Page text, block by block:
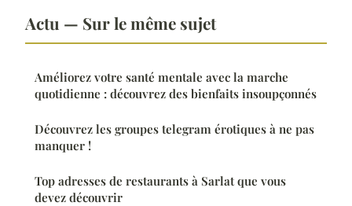
Actu — Sur le même sujet
Améliorez votre santé mentale avec la marche
quotidienne : découvrez des bienfaits insoupçonnés
Découvrez les groupes telegram érotiques à ne pas
manquer !
Top adresses de restaurants à Sarlat que vous
devez découvrir